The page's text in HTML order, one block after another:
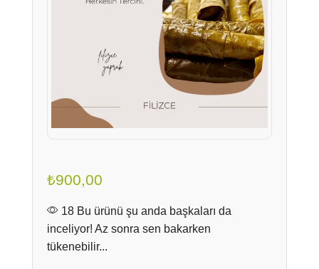
₺900,00
18 Bu ürünü şu anda başkaları da
inceliyor! Az sonra sen bakarken
tükenebilir...